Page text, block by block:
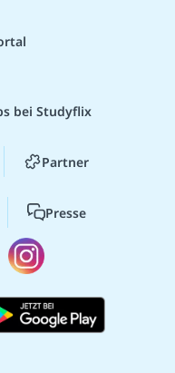
bei Studyflix
Partner
Presse